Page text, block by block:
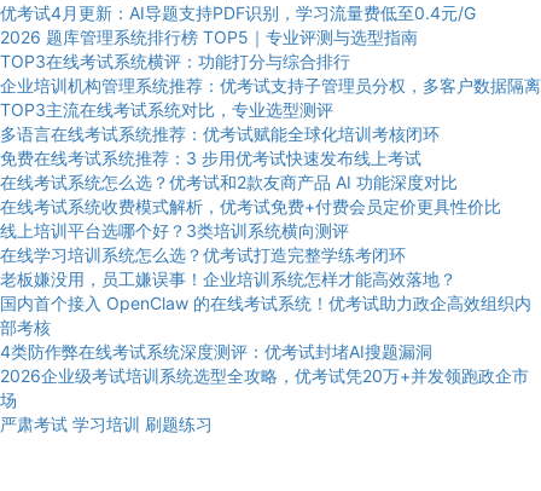
优考试4月更新：AI导题支持PDF识别，学习流量费低至0.4元/G
2026 题库管理系统排行榜 TOP5｜专业评测与选型指南
TOP3在线考试系统横评：功能打分与综合排行
企业培训机构管理系统推荐：优考试支持子管理员分权，多客户数据隔离
TOP3主流在线考试系统对比，专业选型测评
多语言在线考试系统推荐：优考试赋能全球化培训考核闭环
免费在线考试系统推荐：3 步用优考试快速发布线上考试
在线考试系统怎么选？优考试和2款友商产品 AI 功能深度对比
在线考试系统收费模式解析，优考试免费+付费会员定价更具性价比
线上培训平台选哪个好？3类培训系统横向测评
在线学习培训系统怎么选？优考试打造完整学练考闭环
老板嫌没用，员工嫌误事！企业培训系统怎样才能高效落地？
国内首个接入 OpenClaw 的在线考试系统！优考试助力政企高效组织内
部考核
4类防作弊在线考试系统深度测评：优考试封堵AI搜题漏洞
2026企业级考试培训系统选型全攻略，优考试凭20万+并发领跑政企市
场
严肃考试 学习培训 刷题练习